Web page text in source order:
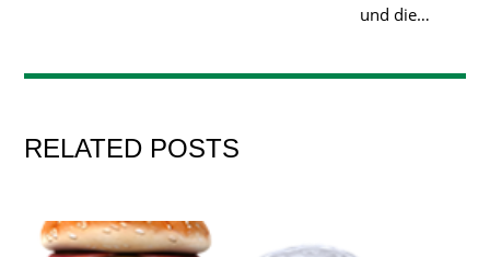
und die…
RELATED POSTS